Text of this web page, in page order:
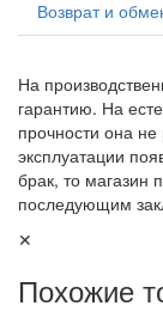
Возврат и
На
гарантию. На
прочности она
эксплуатации
брак, то магазин
последующим
✕
Похожие